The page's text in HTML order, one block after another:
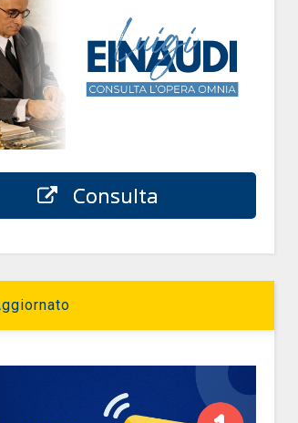
Consulta